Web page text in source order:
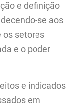
e definição
se aos
os setores
e o poder
e indicados
em